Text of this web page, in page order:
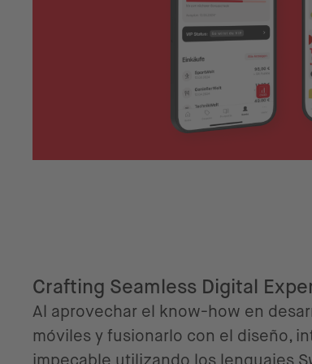
Crafting Seamless Digital
Al aprovechar el know-how en
móviles y fusionarlo con el diseño,
impecable utilizando los lenguajes